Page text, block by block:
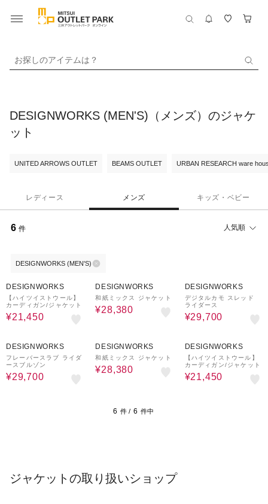
お探しのアイテムは？
DESIGNWORKS (MEN'S)（メンズ）のジャケ
ット
UNITED ARROWS OUTLET BEAMS OUTLET URBAN RESEARCH ware
レディース メンズ キッズ・ベビー
6 件 人気順
DESIGNWORKS (MEN'S)
DESIGNWORKS
【ハイツイストウール】
カーディガン/ジャケット
¥21,450
DESIGNWORKS
和紙ミックス ジャケット
¥28,380
DESIGNWORKS
デジタルカモ スレッド
ライダース
¥29,700
DESIGNWORKS
フレーバースラブ ライダ
ースブルゾン
¥29,700
DESIGNWORKS
和紙ミックス ジャケット
¥28,380
DESIGNWORKS
【ハイツイストウール】
カーディガン/ジャケット
¥21,450
6 件 / 6 件中
ジャケットの取り扱いショップ